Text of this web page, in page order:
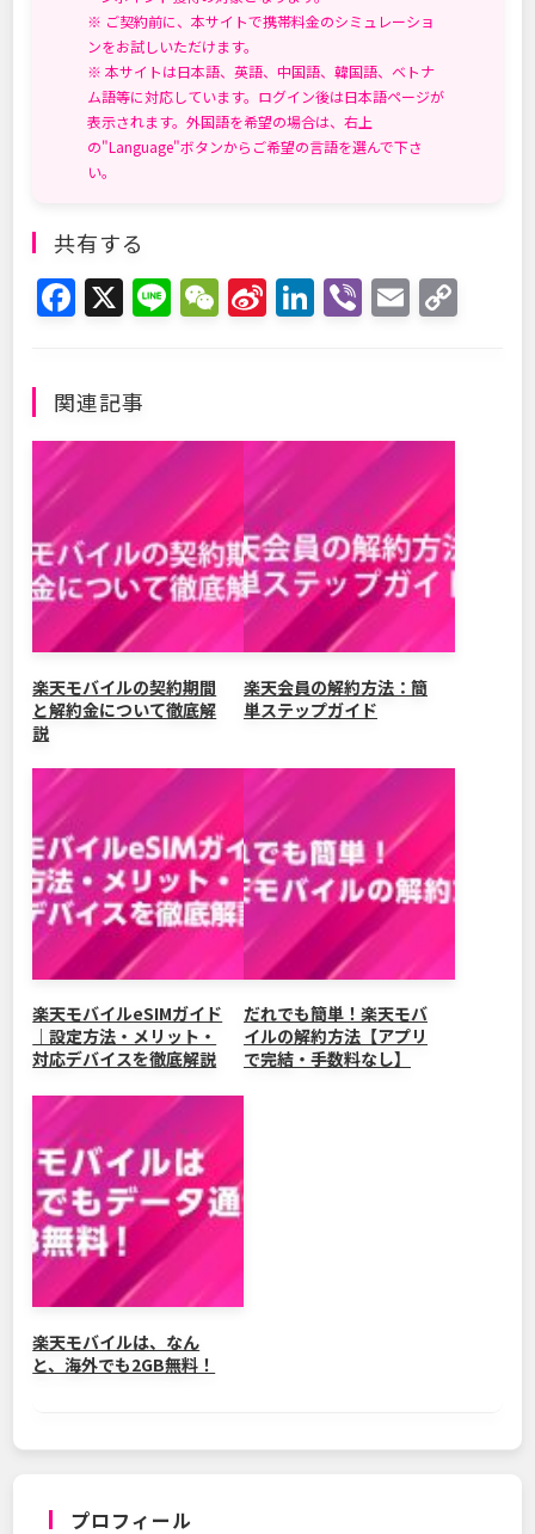
※ ご契約前に、本サイトで携帯料金のシミュレーショ
ンをお試しいただけます。
※ 本サイトは日本語、英語、中国語、韓国語、ベトナ
ム語等に対応しています。ログイン後は日本語ページが
表示されます。外国語を希望の場合は、右上
の"Language"ボタンからご希望の言語を選んで下さ
い。
共有する
F
e
b
o
k
X Li W
at
Si
ei
b
o
Li
dI
n
Vi E
関連記事
楽天モバイルの契約期間
と解約金について徹底解
説
楽天会員の解約方法：簡
単ステップガイド
楽天モバイルeSIMガイド
｜設定方法・メリット・
対応デバイスを徹底解説
だれでも簡単！楽天モバ
イルの解約方法【アプリ
で完結・手数料なし】
楽天モバイルは、なん
と、海外でも2GB無料！
プロフィール